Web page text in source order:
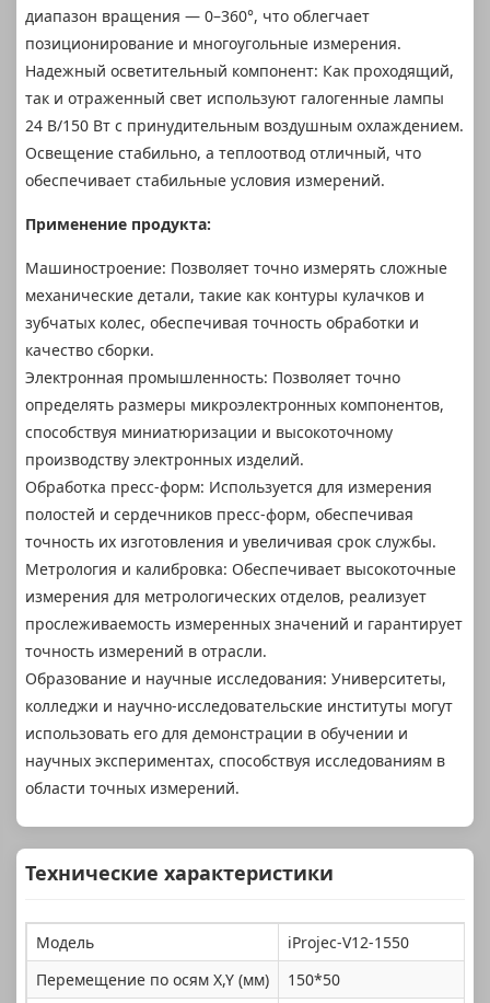
диапазон вращения — 0–360°, что облегчает
позиционирование и многоугольные измерения.
Надежный осветительный компонент: Как проходящий,
так и отраженный свет используют галогенные лампы
24 В/150 Вт с принудительным воздушным охлаждением.
Освещение стабильно, а теплоотвод отличный, что
обеспечивает стабильные условия измерений.
Применение продукта:
Машиностроение: Позволяет точно измерять сложные
механические детали, такие как контуры кулачков и
зубчатых колес, обеспечивая точность обработки и
качество сборки.
Электронная промышленность: Позволяет точно
определять размеры микроэлектронных компонентов,
способствуя миниатюризации и высокоточному
производству электронных изделий.
Обработка пресс-форм: Используется для измерения
полостей и сердечников пресс-форм, обеспечивая
точность их изготовления и увеличивая срок службы.
Метрология и калибровка: Обеспечивает высокоточные
измерения для метрологических отделов, реализует
прослеживаемость измеренных значений и гарантирует
точность измерений в отрасли.
Образование и научные исследования: Университеты,
колледжи и научно-исследовательские институты могут
использовать его для демонстрации в обучении и
научных экспериментах, способствуя исследованиям в
области точных измерений.
Технические характеристики
Модель iProjec-V12-1550
Перемещение по осям X,Y (мм)
150*50